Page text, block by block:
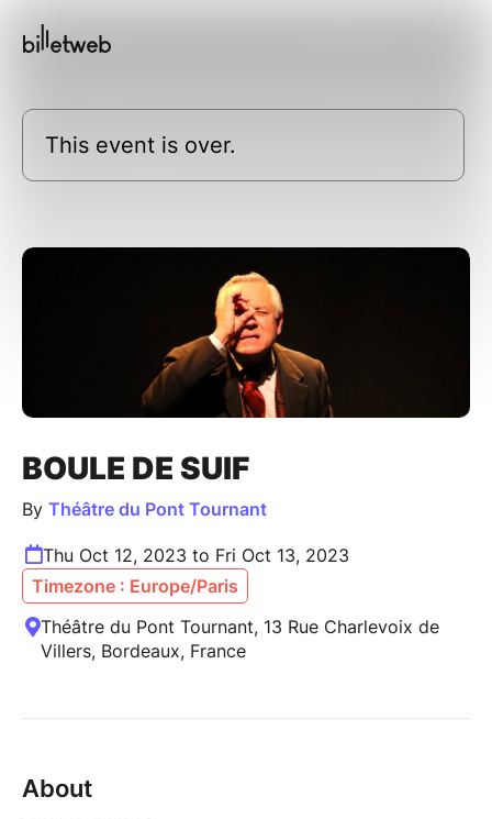
This event is over.
BOULE DE SUIF
By Théâtre du Pont Tournant
Thu Oct 12, 2023 to Fri Oct 13, 2023
Timezone : Europe/Paris
Théâtre du Pont Tournant, 13 Rue Charlevoix de
Villers, Bordeaux, France
About